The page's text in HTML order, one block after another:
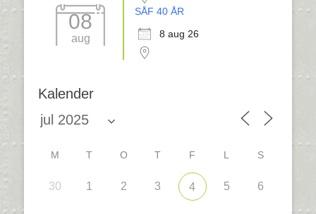
08
aug
SÅF 40 ÅR
8 aug 26
Kalender
M T O T F L S
30 1 2 3 4 5 6